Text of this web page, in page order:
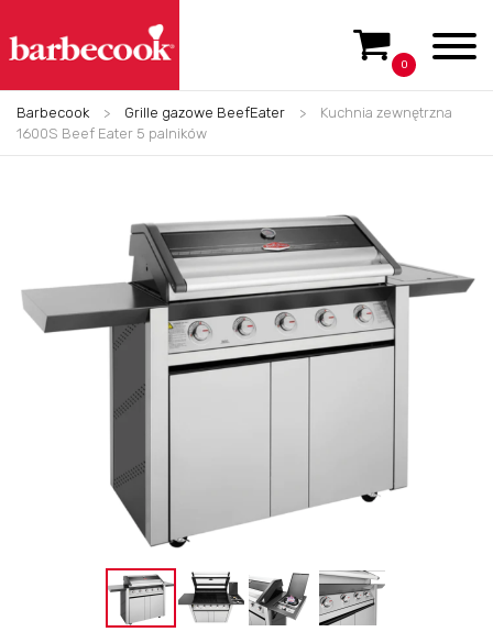
0
Barbecook > Grille gazowe BeefEater >
Kuchnia zewnętrzna
1600S Beef Eater 5 palników